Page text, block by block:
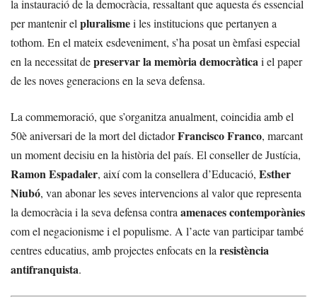
la instauració de la democràcia, ressaltant que aquesta és essencial
per mantenir el pluralismei les institucions que pertanyen a
tothom. En el mateix esdeveniment, s’ha posat un èmfasi especial
en la necessitat depreservar la memòria democràticai el paper
de les noves generacions en la seva defensa.
La commemoració, que s’organitza anualment, coincidia amb el
50è aniversari de la mort del dictadorFrancisco Franco, marcant
un moment decisiu en la història del país. El conseller de Justícia,
Ramon Espadaler, així com la consellera d’Educació, Esther
Niubó, van abonar les seves intervencions al valor que representa
la democràcia i la seva defensa contra amenaces contemporànies
com el negacionisme i el populisme. A l’acte van participar també
centres educatius, amb projectes enfocats en la resistència
antifranquista.